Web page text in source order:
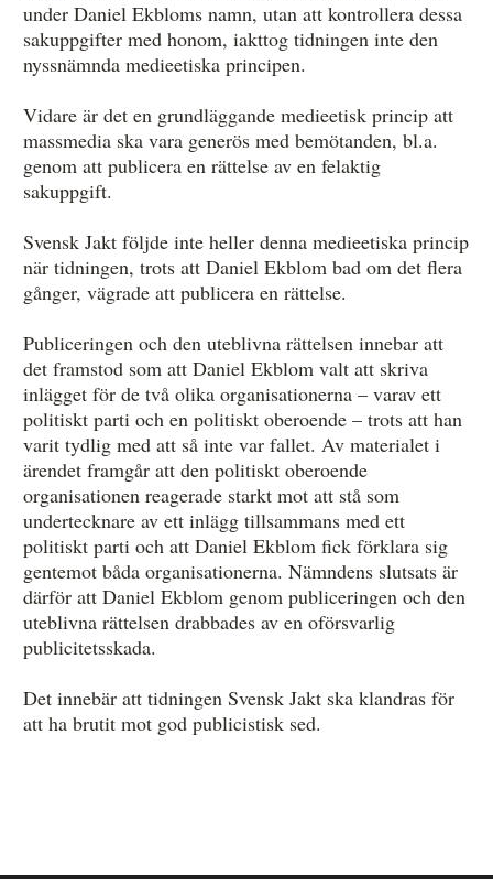
under Daniel Ekbloms namn, utan att kontrollera dessa
sakuppgifter med honom, iakttog tidningen inte den
nyssnämnda medieetiska principen.
Vidare är det en grundläggande medieetisk princip att
massmedia ska vara generös med bemötanden, bl.a.
genom att publicera en rättelse av en felaktig
sakuppgift.
Svensk Jakt följde inte heller denna medieetiska princip
när tidningen, trots att Daniel Ekblom bad om det flera
gånger, vägrade att publicera en rättelse.
Publiceringen och den uteblivna rättelsen innebar att
det framstod som att Daniel Ekblom valt att skriva
inlägget för de två olika organisationerna – varav ett
politiskt parti och en politiskt oberoende – trots att han
varit tydlig med att så inte var fallet. Av materialet i
ärendet framgår att den politiskt oberoende
organisationen reagerade starkt mot att stå som
undertecknare av ett inlägg tillsammans med ett
politiskt parti och att Daniel Ekblom fick förklara sig
gentemot båda organisationerna. Nämndens slutsats är
därför att Daniel Ekblom genom publiceringen och den
uteblivna rättelsen drabbades av en oförsvarlig
publicitetsskada.
Det innebär att tidningen Svensk Jakt ska klandras för
att ha brutit mot god publicistisk sed.